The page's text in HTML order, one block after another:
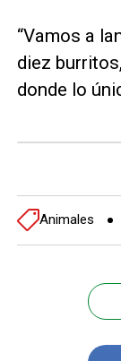
“Vamos a
diez
donde lo
Animales